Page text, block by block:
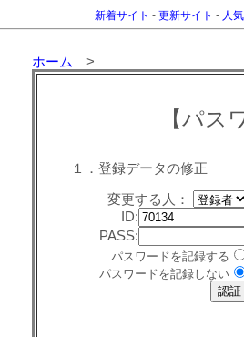
新着サイト - 更新サイト - 人
ホーム >
【パス
１．登録データの修正
変更する人：
ID:
PASS:
パスワードを記録する
パスワードを記録しない